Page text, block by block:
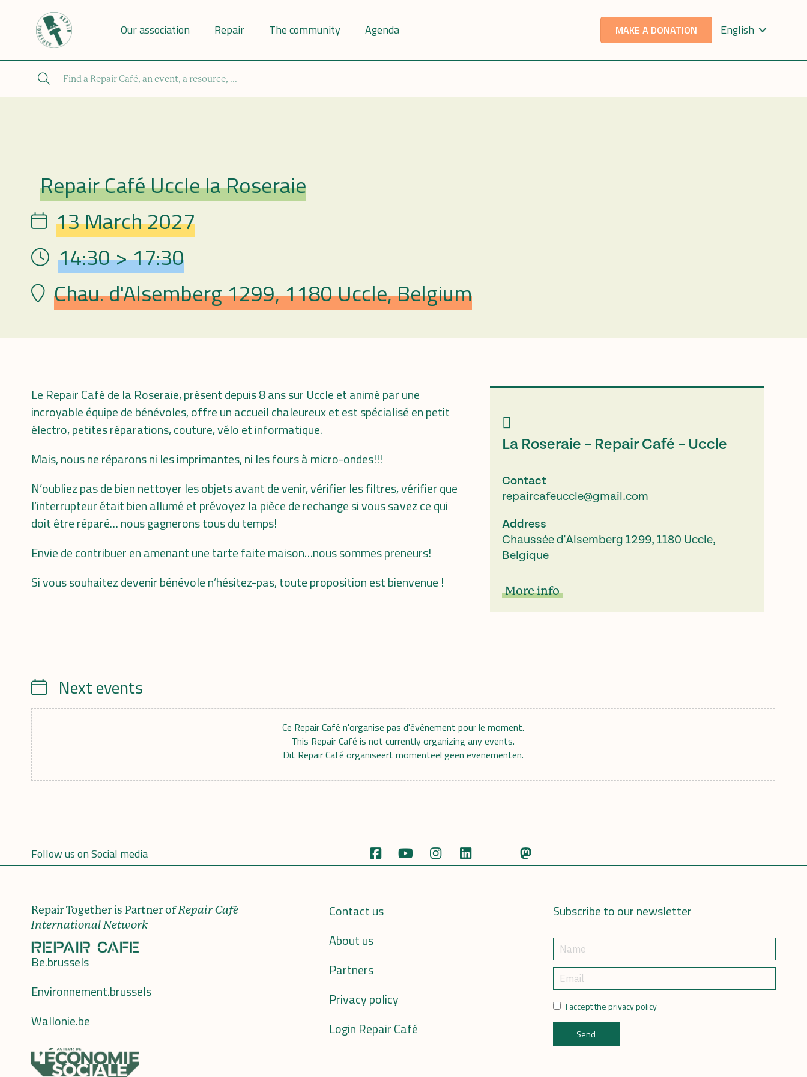
Our association Repair The community Agenda MAKE A DONATION English
Repair Café
Repair Café Uccle la Roseraie
Date 13 March 2027
Hour 14:30 > 17:30
Lieu Chau. d'Alsemberg 1299, 1180 Uccle, Belgium
Le Repair Café de la Roseraie, présent depuis 8 ans sur Uccle et animé par une
incroyable équipe de bénévoles, offre un accueil chaleureux et est spécialisé en petit
électro, petites réparations, couture, vélo et informatique.
Mais, nous ne réparons ni les imprimantes, ni les fours à micro-ondes!!!
N’oubliez pas de bien nettoyer les objets avant de venir, vérifier les filtres, vérifier que
l’interrupteur était bien allumé et prévoyez la pièce de rechange si vous savez ce qui
doit être réparé… nous gagnerons tous du temps!
Envie de contribuer en amenant une tarte faite maison…nous sommes preneurs!
Si vous souhaitez devenir bénévole n’hésitez-pas, toute proposition est bienvenue !
La Roseraie – Repair Café – Uccle
Contact
repaircafeuccle@gmail.com
Address
Chaussée d'Alsemberg 1299, 1180 Uccle,
Belgique
More info
CalendrierNext events
Ce Repair Café n'organise pas d'événement pour le moment.
This Repair Café is not currently organizing any events.
Dit Repair Café organiseert momenteel geen evenementen.
Follow us on Social media
Repair Together is Partner ofRepair Café
International Network
Be.brussels
Environnement.brussels
Wallonie.be
Contact us
About us
Partners
Privacy policy
Login Repair Café
Subscribe to our newsletter
I accept the privacy policy
Send